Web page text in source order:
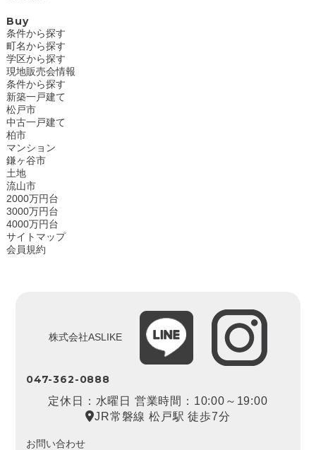
Buy
条件から探す
町名から探す
学区から探す
現地販売会情報
条件から探す
新築一戸建て
松戸市
中古一戸建て
柏市
マンション
鎌ヶ谷市
土地
流山市
2000万円台
3000万円台
4000万円台
サイトマップ
会員規約
株式会社ASLIKE
047-362-0888
定休日：水曜日 営業時間：10:00～19:00
JR常磐線 松戸駅 徒歩7分
お問い合わせ